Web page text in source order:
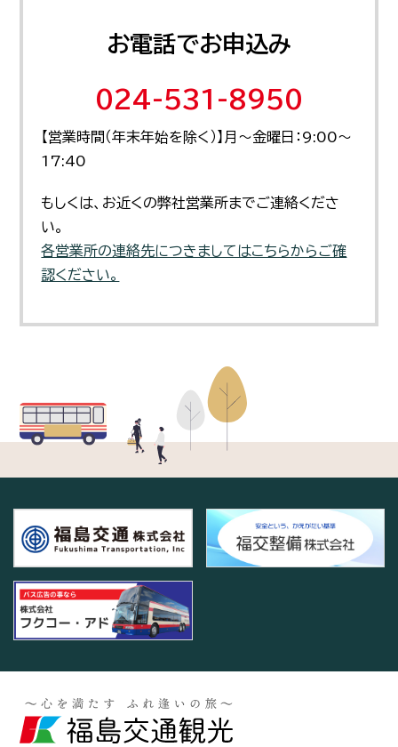
お電話でお申込み
024-531-8950
【営業時間（年末年始を除く）】月～金曜日：9:00～
17:40
もしくは、お近くの弊社営業所までご連絡くださ
い。
各営業所の連絡先につきましてはこちらからご確
認ください。